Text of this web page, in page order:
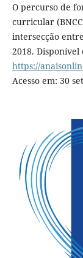
O percurso de
curricular
intersecção
2018. Disponível
https://
Acesso em: 30